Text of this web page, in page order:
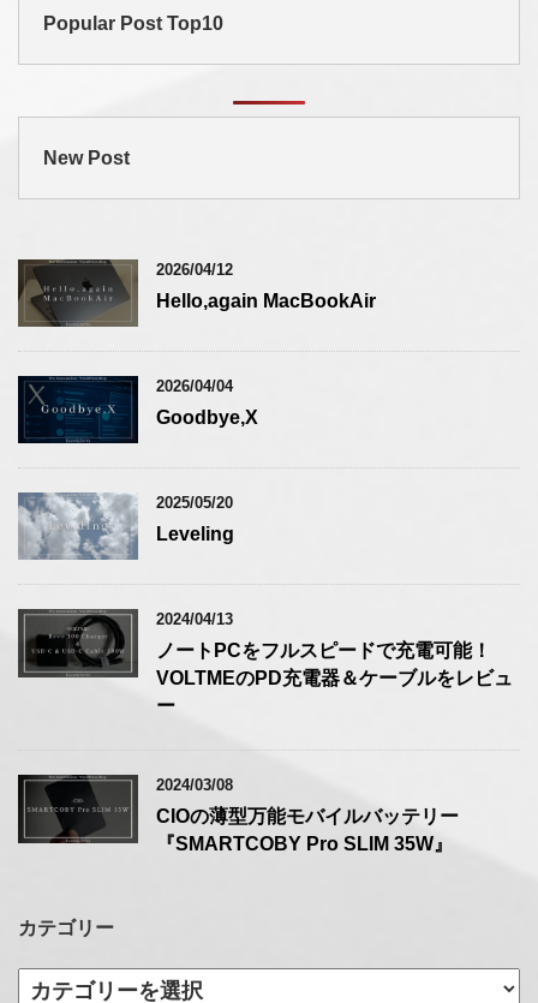
Popular Post Top10
New Post
2026/04/12
Hello,again MacBookAir
2026/04/04
Goodbye,X
2025/05/20
Leveling
2024/04/13
ノートPCをフルスピードで充電可能！
VOLTMEのPD充電器＆ケーブルをレビュ
ー
2024/03/08
CIOの薄型万能モバイルバッテリー
『SMARTCOBY Pro SLIM 35W』
カテゴリー
カ